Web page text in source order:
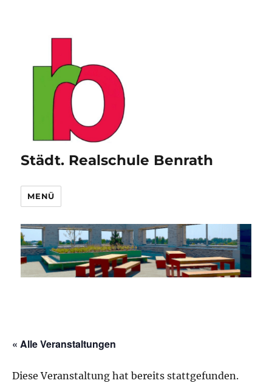
Städt. Realschule Benrath
MENÜ
« Alle Veranstaltungen
Diese Veranstaltung hat bereits stattgefunden.